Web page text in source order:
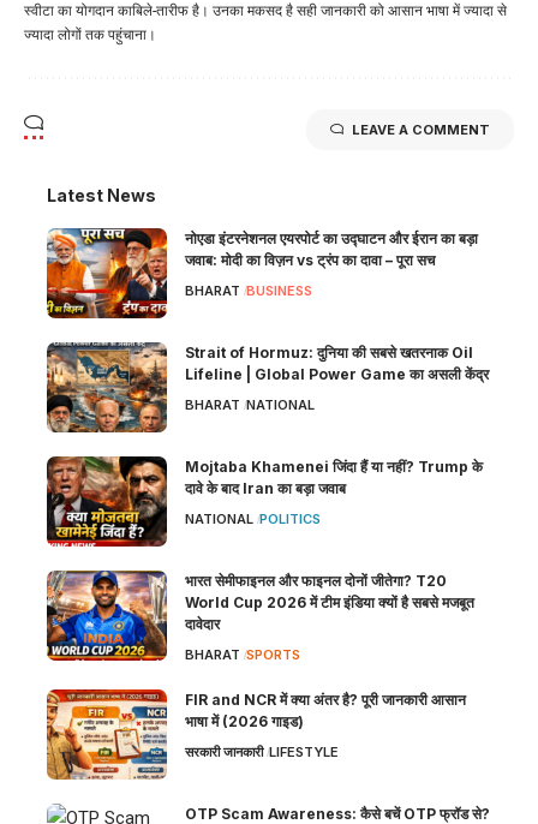
स्वीटा का योगदान काबिले-तारीफ है। उनका मकसद है सही जानकारी को आसान भाषा में ज्यादा से
ज्यादा लोगों तक पहुंचाना।
LEAVE A COMMENT
Latest News
नोएडा इंटरनेशनल एयरपोर्ट का उद्घाटन और ईरान का बड़ा
जवाब: मोदी का विज़न vs ट्रंप का दावा – पूरा सच
BHARAT BUSINESS
Strait of Hormuz: दुनिया की सबसे खतरनाक Oil
Lifeline | Global Power Game का असली केंद्र
BHARAT NATIONAL
Mojtaba Khamenei जिंदा हैं या नहीं? Trump के
दावे के बाद Iran का बड़ा जवाब
NATIONAL POLITICS
भारत सेमीफाइनल और फाइनल दोनों जीतेगा? T20
World Cup 2026 में टीम इंडिया क्यों है सबसे मजबूत
दावेदार
BHARAT SPORTS
FIR and NCR में क्या अंतर है? पूरी जानकारी आसान
भाषा में (2026 गाइड)
सरकारी जानकारी LIFESTYLE
OTP Scam Awareness: कैसे बचें OTP फ्रॉड से?